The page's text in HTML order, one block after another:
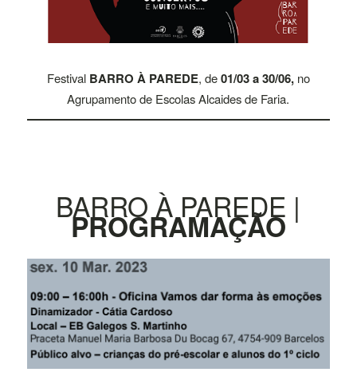
Festival BARRO À PAREDE, de01/03 a 30/06,no
Agrupamento de Escolas Alcaides de Faria.
BARRO À PAREDE |
PROGRAMAÇÃO